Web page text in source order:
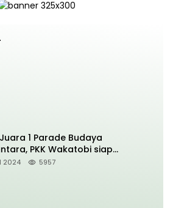
1 Parade Budaya
PKK Wakatobi siap
Kansodaa Cultural di
2024 5957